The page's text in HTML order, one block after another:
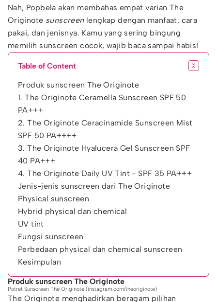
Nah, Popbela akan membahas empat varian The
Originote sunscreen lengkap dengan manfaat, cara
pakai, dan jenisnya. Kamu yang sering bingung
memilih sunscreen cocok, wajib baca sampai habis!
Table of Content
Produk sunscreen The Originote
1. The Originote Ceramella Sunscreen SPF 50
PA+++
2. The Originote Ceracinamide Sunscreen Mist
SPF 50 PA++++
3. The Originote Hyalucera Gel Sunscreen SPF
40 PA+++
4. The Originote Daily UV Tint - SPF 35 PA+++
Jenis-jenis sunscreen dari The Originote
Physical sunscreen
Hybrid physical dan chemical
UV tint
Fungsi sunscreen
Perbedaan physical dan chemical sunscreen
Kesimpulan
Produk sunscreen The Originote
Potret Sunscreen The Originote (instagram.com/theoriginote)
The Originote menghadirkan beragam pilihan